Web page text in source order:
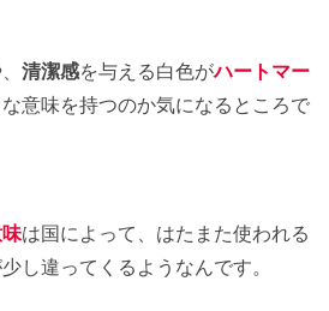
清潔感を与える白色がハートマー
意味を持つのか気になるところで
は国によって、はたまた使われる
し違ってくるようなんです。